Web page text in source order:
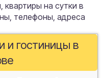
квартиры на сутки в
телефоны, адреса
и гостиницы в